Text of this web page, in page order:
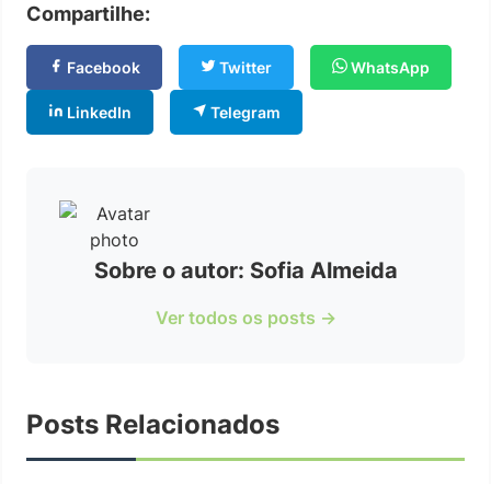
Compartilhe:
Facebook Twitter WhatsApp
LinkedIn Telegram
Sobre o autor: Sofia Almeida
Ver todos os posts →
Posts Relacionados